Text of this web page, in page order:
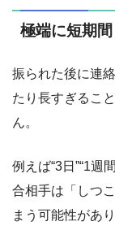
極端に短期
振られた後に連
たり長すぎるこ
ん。
例えば“3日”“1週
合相手は「しつ
まう可能性があり